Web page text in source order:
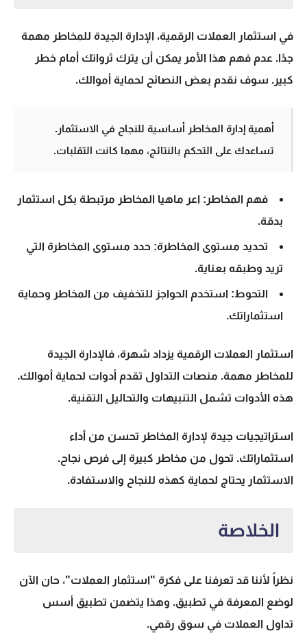
في استثمار العملات الرقمية، الإدارة الجيدة للمخاطر مهمة
جدًا. عدم فهم هذا الأمر يمكن أن يترك ثرواتك أمام خطر
كبير. سوف نقدم بعض النصائح لحماية أموالك.
أهمية إدارة المخاطر أساسية للنجاح في الاستثمار.
تساعدك على التحكم بالنتائج، مهما كانت التقلبات.
فهم المخاطر: اعر ماهيا المخاطر مرتبطة بكل استثمار
بدقة.
تحديد مستوى المخاطرة: حدد مستوى المخاطرة التي
تريد وطبقه بعناية.
التحوط: استخدم الحواجز للتخفيف من المخاطر وحماية
استثماراتك.
استثمار العملات الرقمية يزداد شهرة، فالإدارة الجيدة
للمخاطر مهمة. منصات التداول تقدم أدوات لحماية أموالك.
هذه الأدوات تشمل التنبيهات والتحاليل التقنية.
استراتيجيات جيدة لإدارة المخاطر تحسن من أداء
استثماراتك. تحول من مخاطر كبيرة إلى فرص نجاح.
الاستثمار يحتاج لحماية كهذه للنجاح والاستفادة.
الخلاصة
نظراً لأننا قد تعرفنا على فكرة "استثمار العملات"، حان الآن
لوضع المعرفة في تطبيق. وهذا يتضمن تطبيق أسس
تداول العملات في سوق رقمي.